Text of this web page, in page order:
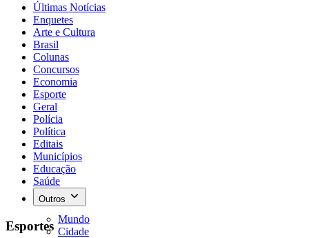
Últimas Notícias
Enquetes
Arte e Cultura
Brasil
Colunas
Concursos
Economia
Esporte
Geral
Polícia
Política
Editais
Municípios
Educação
Saúde
Outros
Mundo
Cidade
Esportes